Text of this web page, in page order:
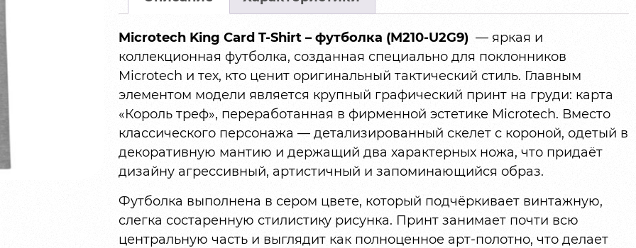
Microtech King Card T-Shirt – футболка (M210-U2G9) — яркая и
коллекционная футболка, созданная специально для поклонников
Microtech и тех, кто ценит оригинальный тактический стиль. Главным
элементом модели является крупный графический принт на груди: карта
«Король треф», переработанная в фирменной эстетике Microtech. Вместо
классического персонажа — детализированный скелет с короной, одетый в
декоративную мантию и держащий два характерных ножа, что придаёт
дизайну агрессивный, артистичный и запоминающийся образ.
Футболка выполнена в сером цвете, который подчёркивает винтажную,
слегка состаренную стилистику рисунка. Принт занимает почти всю
центральную часть и выглядит как полноценное арт-полотно, что делает